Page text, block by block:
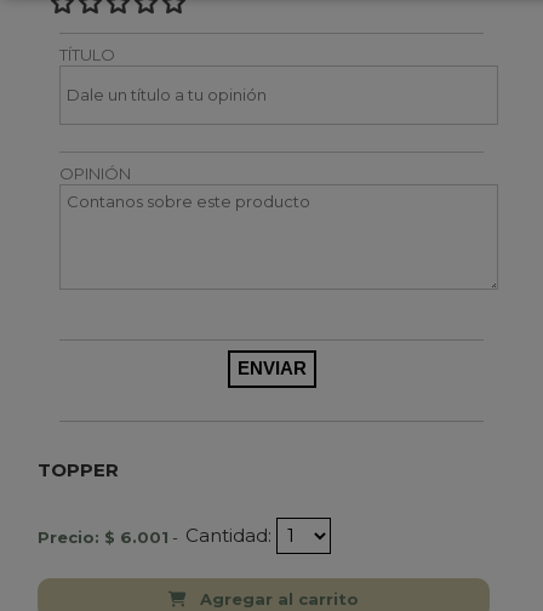
TÍTULO
OPINIÓN
TOPPER
Precio: $ 6.001 - Cantidad:
Agregar al carrito